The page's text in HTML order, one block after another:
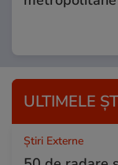
ULTIMELE
Știri Externe